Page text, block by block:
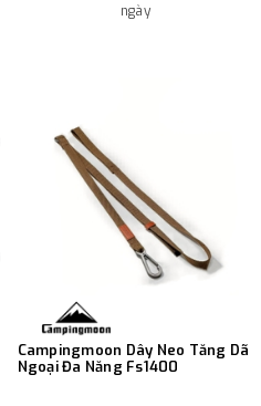
ngày
Campingmoon Dây Neo Tăng Dã
Ngoại Đa Năng Fs1400